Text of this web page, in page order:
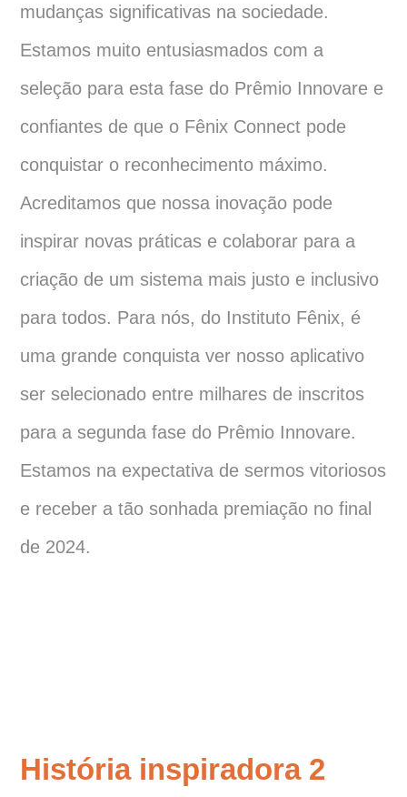
mudanças significativas na sociedade.
Estamos muito entusiasmados com a
seleção para esta fase do Prêmio Innovare e
confiantes de que o Fênix Connect pode
conquistar o reconhecimento máximo.
Acreditamos que nossa inovação pode
inspirar novas práticas e colaborar para a
criação de um sistema mais justo e inclusivo
para todos. Para nós, do Instituto Fênix, é
uma grande conquista ver nosso aplicativo
ser selecionado entre milhares de inscritos
para a segunda fase do Prêmio Innovare.
Estamos na expectativa de sermos vitoriosos
e receber a tão sonhada premiação no final
de 2024.
História inspiradora 2